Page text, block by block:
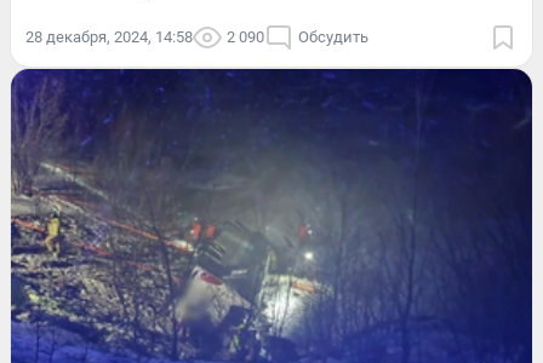
28 декабря, 2024, 14:58 2 090 Обсудить